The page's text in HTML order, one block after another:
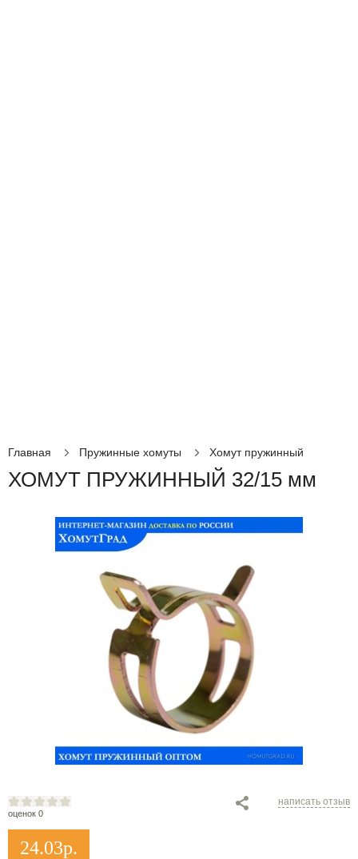
Главная Пружинные хомуты Хомут пружинный
ХОМУТ ПРУЖИННЫЙ 32/15 мм
оценок 0
написать отзыв
24.03р.